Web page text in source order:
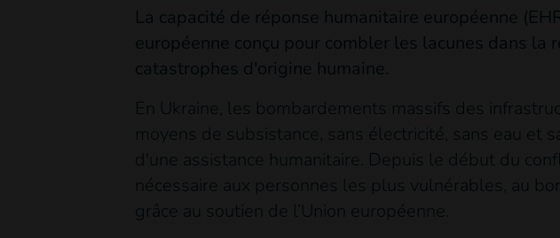
La capacité de réponse humanitaire européenne
européenne conçu pour combler les lacunes dans
catastrophes d'origine humaine.
En Ukraine, les bombardements massifs des
moyens de subsistance, sans électricité, sans eau et
d'une assistance humanitaire. Depuis le début du
nécessaire aux personnes les plus vulnérables, au
grâce au soutien de l’Union européenne.